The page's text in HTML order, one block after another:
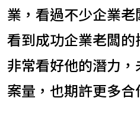
業，看過不少企業
看到成功企業老闆的
非常看好他的潛力
案量，也期許更多合